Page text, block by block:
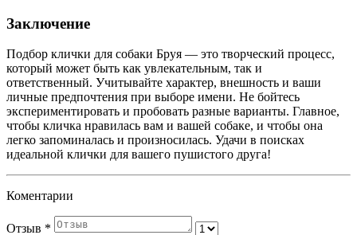
Заключение
Подбор клички для собаки Бруя — это творческий процесс,
который может быть как увлекательным, так и
ответственный. Учитывайте характер, внешность и ваши
личные предпочтения при выборе имени. Не бойтесь
экспериментировать и пробовать разные варианты. Главное,
чтобы кличка нравилась вам и вашей собаке, и чтобы она
легко запоминалась и произносилась. Удачи в поисках
идеальной клички для вашего пушистого друга!
Коментарии
Отзыв *